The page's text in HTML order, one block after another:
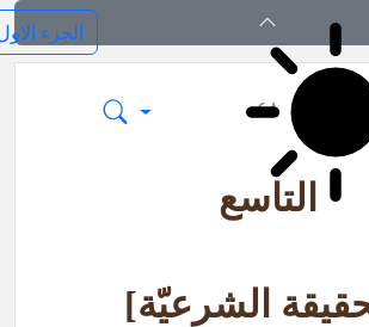
الاصول ٤٨
التاسع
الشرعيّة]